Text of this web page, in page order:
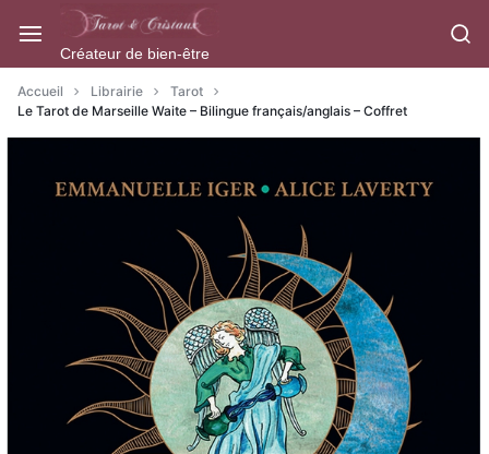
à/au
contenu
Créateur de bien-être
Accueil Librairie
Tarot
Le Tarot de Marseille Waite – Bilingue français/anglais – Coffret